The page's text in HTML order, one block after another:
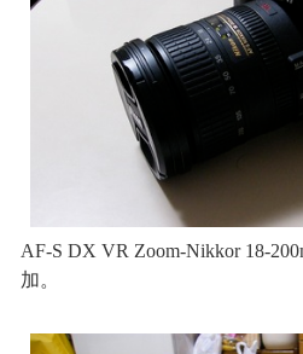
AF-S DX VR Zoom-Nikkor 18-
加。